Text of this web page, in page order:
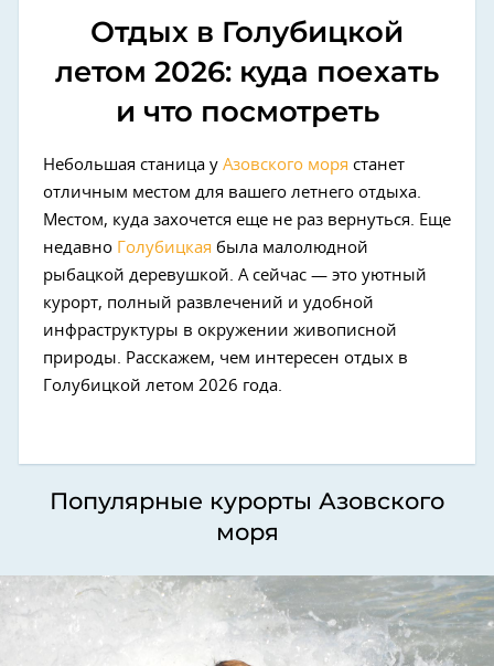
Отдых в Голубицкой
летом 2026: куда поехать
и что посмотреть
Небольшая станица у Азовского моря станет
отличным местом для вашего летнего отдыха.
Местом, куда захочется еще не раз вернуться. Еще
недавно
Голубицкая была малолюдной
рыбацкой деревушкой. А сейчас — это уютный
курорт, полный развлечений и удобной
инфраструктуры в окружении живописной
природы. Расскажем, чем интересен отдых в
Голубицкой летом 2026 года.
Популярные курорты Азовского
моря